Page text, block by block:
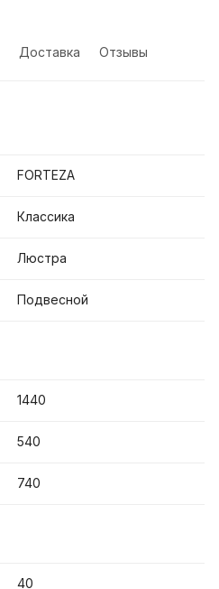
Доставка Отзывы
FORTEZA
Классика
Люстра
Подвесной
1440
540
740
40